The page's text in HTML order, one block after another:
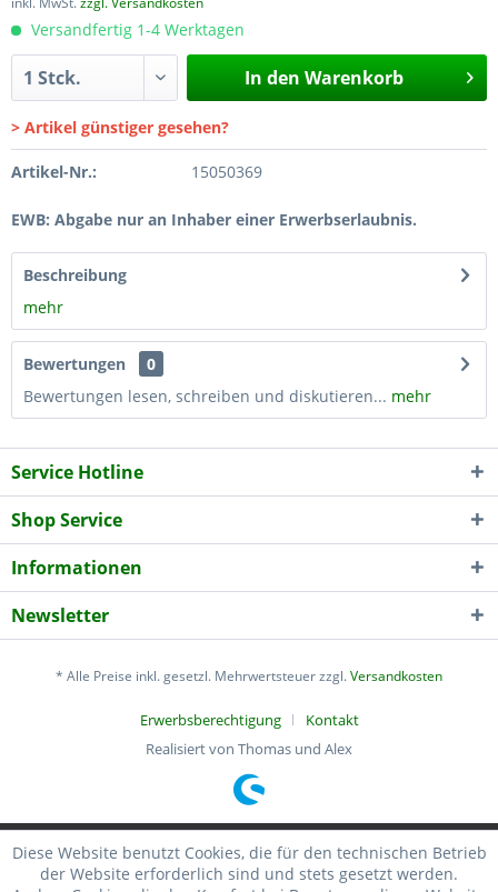
Versandfertig 1-4 Werktagen
In den Warenkorb
> Artikel günstiger gesehen?
Artikel-Nr.: 15050369
EWB: Abgabe nur an Inhaber einer Erwerbserlaubnis.
Beschreibung
mehr
Bewertungen
0
Bewertungen lesen, schreiben und diskutieren... mehr
Service Hotline
Shop Service
Informationen
Newsletter
* Alle Preise inkl. gesetzl. Mehrwertsteuer zzgl.Versandkosten
Erwerbsberechtigung
Kontakt
Realisiert von Thomas und Alex
Diese Website benutzt Cookies, die für den technischen Betrieb
der Website erforderlich sind und stets gesetzt werden.